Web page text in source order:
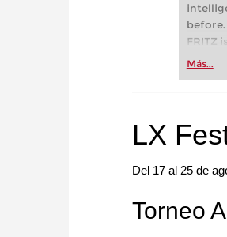
before.
FRITZ
more
Más...
LX
Del 17 al 25 de
Torneo